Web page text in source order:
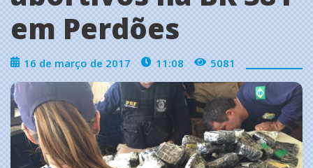
em Perdões
16 de março de 2017 11:08 5081